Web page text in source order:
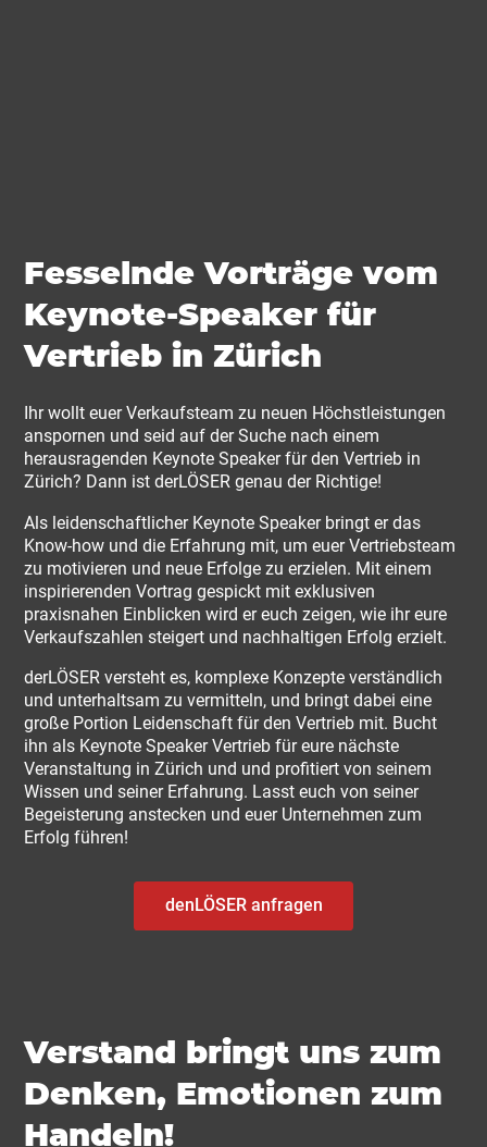
Fesselnde Vorträge vom
Keynote-Speaker für
Vertrieb in Zürich
Ihr wollt euer Verkaufsteam zu neuen Höchstleistungen
anspornen und seid auf der Suche nach einem
herausragenden Keynote Speaker für den Vertrieb in
Zürich? Dann ist derLÖSER genau der Richtige!
Als leidenschaftlicher Keynote Speaker bringt er das
Know-how und die Erfahrung mit, um euer Vertriebsteam
zu motivieren und neue Erfolge zu erzielen. Mit einem
inspirierenden Vortrag gespickt mit exklusiven
praxisnahen Einblicken wird er euch zeigen, wie ihr eure
Verkaufszahlen steigert und nachhaltigen Erfolg erzielt.
derLÖSER versteht es, komplexe Konzepte verständlich
und unterhaltsam zu vermitteln, und bringt dabei eine
große Portion Leidenschaft für den Vertrieb mit. Bucht
ihn als Keynote Speaker Vertrieb für eure nächste
Veranstaltung in Zürich und und profitiert von seinem
Wissen und seiner Erfahrung. Lasst euch von seiner
Begeisterung anstecken und euer Unternehmen zum
Erfolg führen!
denLÖSER anfragen
Verstand bringt uns zum
Denken, Emotionen zum
Handeln!